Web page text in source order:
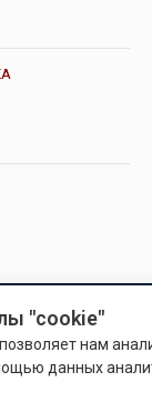
"cookie"
позволяет нам
данных